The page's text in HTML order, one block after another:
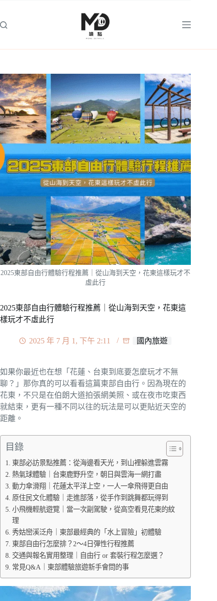
主
2025東部自由行體驗行程推薦｜從山海到天空，花東這樣玩才不
虛此行
2025東部自由行體驗行程推薦｜從山海到天空，花東這
樣玩才不虛此行
2025 年 7 月 1, 下午 2:11 國內旅遊
如果你最近也在想「花蓮、台東到底要怎麼玩才不無
聊？」那你真的可以看看這篇東部自由行。因為現在的
花東，不只是在伯朗大道拍張網美照、或在夜市吃東西
就結束，更有一種不同以往的玩法是可以更貼近天空的
距離。
目錄
東部必訪景點推薦：從海邊看天光，到山裡躲進雲霧
熱氣球體驗｜台東鹿野升空，朝日與雲海一網打盡
動力傘滑翔｜花蓮太平洋上空，一人一傘飛得更自由
原住民文化體驗｜走進部落，從手作到跳舞都玩得到
小飛機輕航遊覽｜當一次副駕駛，從高空看見花東的紋
理
秀姑巒溪泛舟｜東部最經典的「水上冒險」初體驗
東部自由行怎麼排？2～4日彈性行程推薦
交通與報名實用整理｜自由行 or 套裝行程怎麼選？
常見Q&A｜東部體驗旅遊新手會問的事